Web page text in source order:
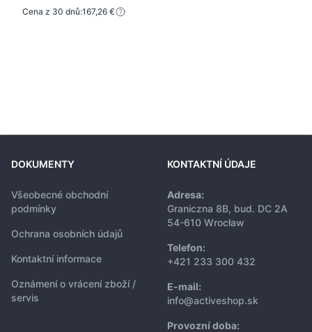
Cena z 30 dnů:167,26 €
DOKUMENTY
Všeobecné obchodní
podmínky
Ochrana osobních údajů
Kontaktní informace
Oznámení o vrácení zboží /
servis
KONTAKTNÍ ÚDAJE
Adresa:
Graniczna 8B, bud. DC 2A
54-610 Wrocław
Telefon:
+421 233 300 432
E-mail:
info@activeshop.sk
Provozní doba: